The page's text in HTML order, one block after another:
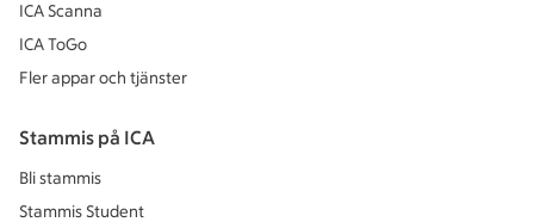
ICA Scanna
ICA ToGo
Fler appar och tjänster
Stammis på ICA
Bli stammis
Stammis Student